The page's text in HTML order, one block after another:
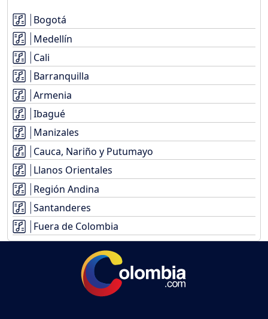
Bogotá
Medellín
Cali
Barranquilla
Armenia
Ibagué
Manizales
Cauca, Nariño y Putumayo
Llanos Orientales
Región Andina
Santanderes
Fuera de Colombia